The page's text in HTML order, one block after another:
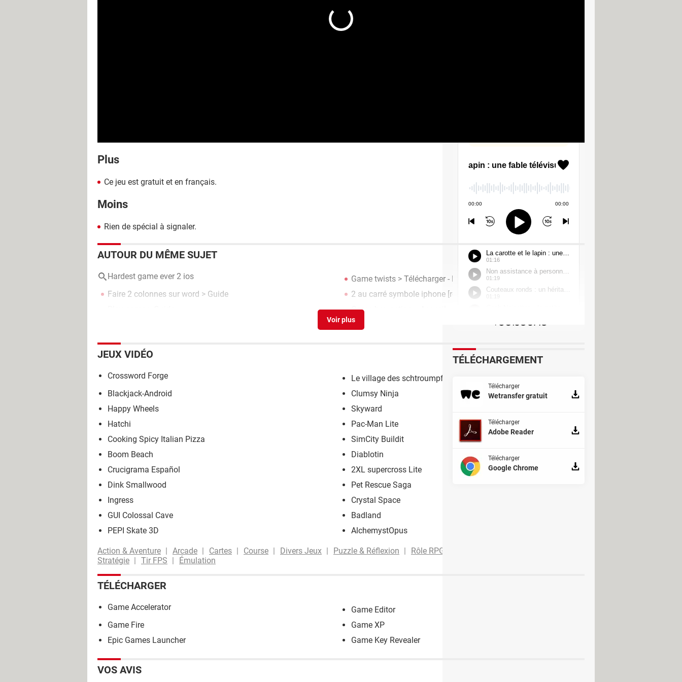
Plus
Ce jeu est gratuit et en français.
Moins
Rien de spécial à signaler.
AUTOUR DU MÊME SUJET
Hardest game ever 2 ios Game twists > Télécharger - Divers Jeux
Faire 2 colonnes sur word > Guide 2 au carré symbole iphone [résolu] > Forum iPhone
Game boy action
JEUX VIDÉO
Crossword Forge
Le village des schtroumpfs
Blackjack-Android
Clumsy Ninja
Happy Wheels
Skyward
Hatchi
Pac-Man Lite
Cooking Spicy Italian Pizza
SimCity Buildit
Boom Beach
Diablotin
Crucigrama Español
2XL supercross Lite
Dink Smallwood
Pet Rescue Saga
Ingress
Crystal Space
GUI Colossal Cave
Badland
PEPI Skate 3D
AlchemystOpus
Action & Aventure Arcade Cartes Course Divers Jeux Puzzle & Réflexion Rôle RPG
Stratégie
Tir FPS Émulation
TÉLÉCHARGER
Game Accelerator
Game Editor
Game Fire
Game XP
Epic Games Launcher
Game Key Revealer
VOS AVIS
TÉLÉCHARGEMENT
Télécharger
Wetransfer gratuit
Télécharger
Adobe Reader
Télécharger
Google Chrome